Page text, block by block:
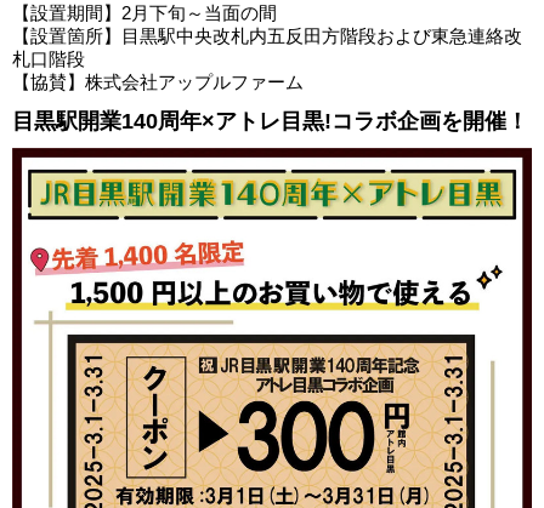
【設置期間】2月下旬～当面の間
【設置箇所】目黒駅中央改札内五反田方階段および東急連絡改
札口階段
【協賛】株式会社アップルファーム
目黒駅開業140周年×アトレ目黒!コラボ企画を開催！